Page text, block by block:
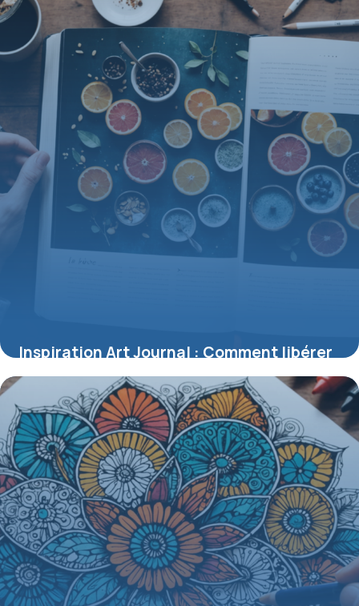
8 juin 2026
Inspiration Art Journal : Comment libérer
votre créativité sur la page
1 juin 2026